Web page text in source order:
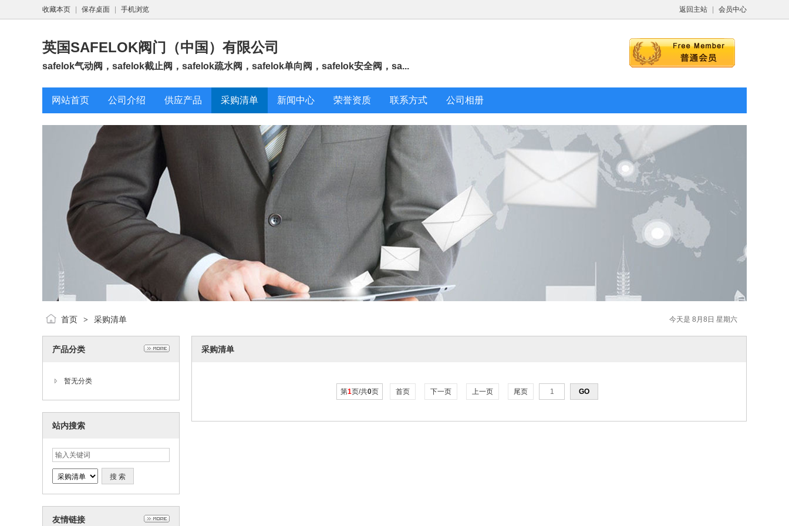
返回主站 会员中心
收藏本页 保存桌面 手机浏览
英国SAFELOK阀门（中国）有限公司
safelok气动阀，safelok截止阀，safelok疏水阀，safelok单向阀，safelok安全阀，sa...
网站首页 公司介绍 供应产品 采购清单 新闻中心 荣誉资质 联系方式 公司相册
今天是 8月8日 星期六
首页 > 采购清单
产品分类
暂无分类
站内搜索
友情链接
采购清单
第1页/共0页 首页 下一页 上一页 尾页